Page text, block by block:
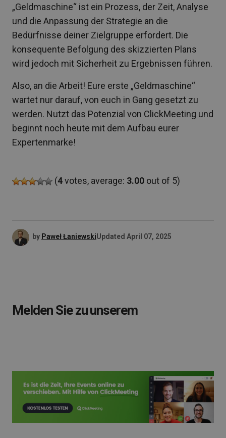
„Geldmaschine“ ist ein Prozess, der Zeit, Analyse
und die Anpassung der Strategie an die
Bedürfnisse deiner Zielgruppe erfordert. Die
konsequente Befolgung des skizzierten Plans
wird jedoch mit Sicherheit zu Ergebnissen führen.
Also, an die Arbeit! Eure erste „Geldmaschine“
wartet nur darauf, von euch in Gang gesetzt zu
werden. Nutzt das Potenzial von ClickMeeting und
beginnt noch heute mit dem Aufbau eurer
Expertenmarke!
(4votes, average: 3.00 out of 5)
by Paweł ŁaniewskiUpdated April 07, 2025
Melden Sie zu unserem